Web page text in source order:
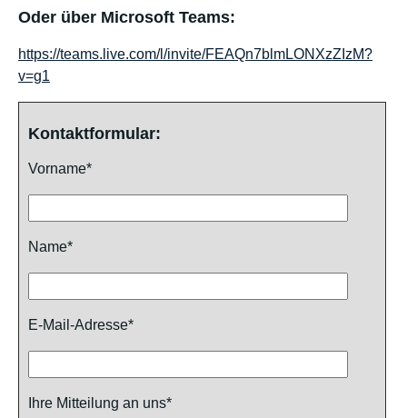
Oder über Microsoft Teams:
https://teams.live.com/l/invite/FEAQn7blmLONXzZIzM?
v=g1
Kontaktformular:
Vorname*
Name*
E-Mail-Adresse*
Ihre Mitteilung an uns*